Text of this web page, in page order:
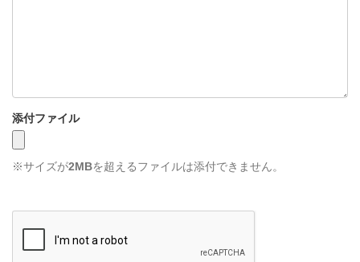
添付ファイル
※サイズが2MBを超えるファイルは添付できません。